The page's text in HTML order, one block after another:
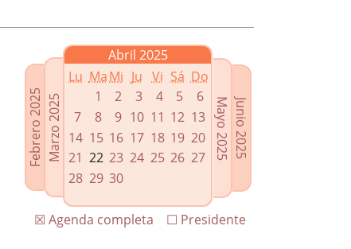
Febrero 2025Marzo 2025
Abril 2025
Lu MaMi Ju Vi Sá Do
1
2 3 4 5
6
7
8 9 10 11 12 13
14 15 16 17 18 19 20
21 22 23 24 25 26 27
28 29 30
Junio 2025
Mayo 2025
☐ Presidente
☒ Agenda completa